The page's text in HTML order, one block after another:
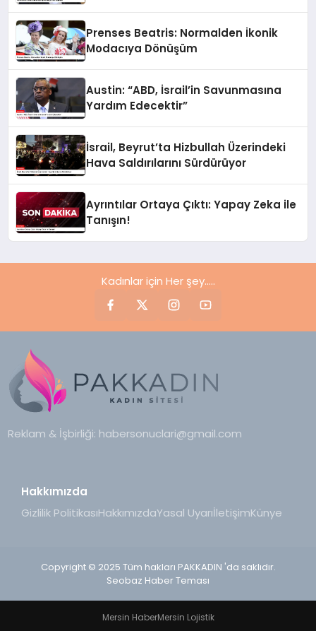
Prenses Beatris: Normalden İkonik
Modacıya Dönüşüm
Austin: “ABD, İsrail’in Savunmasına
Yardım Edecektir”
İsrail, Beyrut’ta Hizbullah Üzerindeki
Hava Saldırılarını Sürdürüyor
Ayrıntılar Ortaya Çıktı: Yapay Zeka ile
Tanışın!
Kadınlar için Her şey.....
Reklam & İşbirliği: habersonuclari@gmail.com
Hakkımızda
Gizlilik PolitikasıHakkımızdaYasal UyarıİletişimKünye
Copyright © 2025 Tüm hakları PAKKADIN 'da saklıdır.
Seobaz Haber Teması
Mersin HaberMersin Lojistik